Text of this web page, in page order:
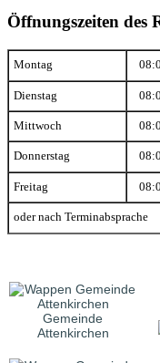
Öffnungszeiten des
Montag
Dienstag
Mittwoch
Donnerstag
Freitag
oder nach Terminabsprache
Gemeinde
Attenkirchen